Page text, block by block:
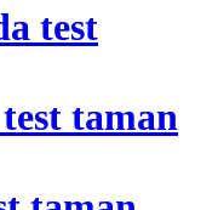
test
taman